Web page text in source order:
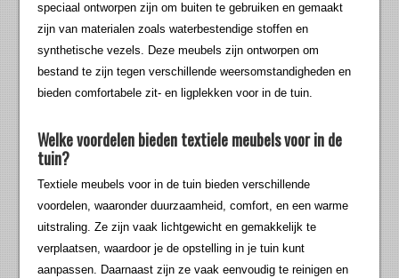
speciaal ontworpen zijn om buiten te gebruiken en gemaakt
zijn van materialen zoals waterbestendige stoffen en
synthetische vezels. Deze meubels zijn ontworpen om
bestand te zijn tegen verschillende weersomstandigheden en
bieden comfortabele zit- en ligplekken voor in de tuin.
Welke voordelen bieden textiele meubels voor in de
tuin?
Textiele meubels voor in de tuin bieden verschillende
voordelen, waaronder duurzaamheid, comfort, en een warme
uitstraling. Ze zijn vaak lichtgewicht en gemakkelijk te
verplaatsen, waardoor je de opstelling in je tuin kunt
aanpassen. Daarnaast zijn ze vaak eenvoudig te reinigen en